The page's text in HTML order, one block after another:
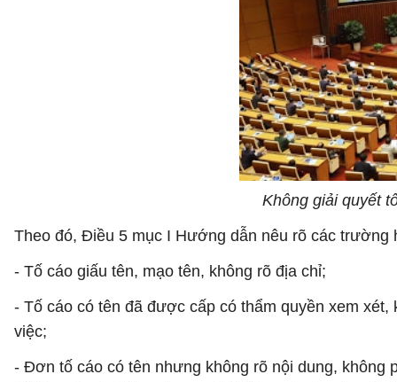
Không giải quyết
Theo đó, Điều 5 mục I Hướng dẫn nêu rõ các trường
- Tố cáo giấu tên, mạo tên, không rõ địa chỉ;
- Tố cáo có tên đã được cấp có thẩm quyền xem
việc;
- Đơn tố cáo có tên nhưng không rõ nội dung,